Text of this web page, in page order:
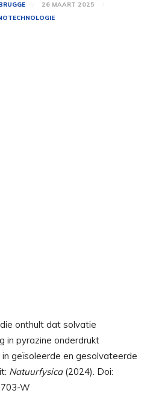
26 MAART 2025
geïsoleerde en gesolvateerde
Natuurfysica(2024). Doi:
W